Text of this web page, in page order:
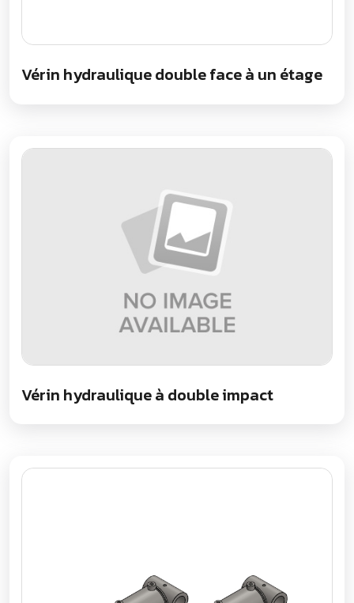
Vérin hydraulique double face à un étage
Vérin hydraulique à double impact